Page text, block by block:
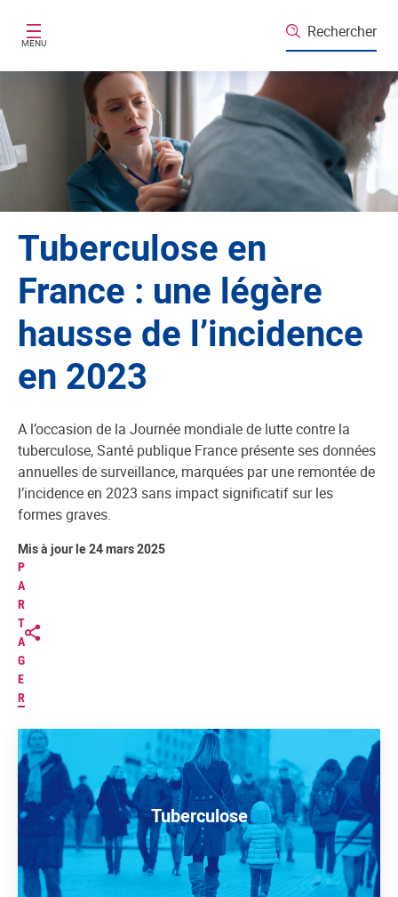
MENU
Rechercher
Tuberculose en
France : une légère
hausse de l’incidence
en 2023
A l’occasion de la Journée mondiale de lutte contre la
tuberculose, Santé publique France présente ses données
annuelles de surveillance, marquées par une remontée de
l’incidence en 2023 sans impact significatif sur les
formes graves.
P
A
R
T
A
G
E
R
Mis à jour le 24 mars 2025
Tuberculose